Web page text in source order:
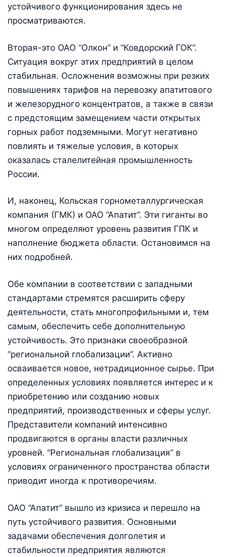
устойчивого функционирования здесь не
просматриваются.
Вторая-это ОАО “Олкон” и “Ковдорский ГОК”.
Ситуация вокруг этих предприятий в целом
стабильная. Осложнения возможны при резких
повышениях тарифов на перевозку апатитового
и железорудного концентратов, а также в связи
с предстоящим замещением части открытых
горных работ подземными. Могут негативно
повлиять и тяжелые условия, в которых
оказалась сталелитейная промышленность
России.
И, наконец, Кольская горнометаллургическая
компания (ГМК) и ОАО “Апатит”. Эти гиганты во
многом определяют уровень развития ГПК и
наполнение бюджета области. Остановимся на
них подробней.
Обе компании в соответствии с западными
стандартами стремятся расширить сферу
деятельности, стать многопрофильными и, тем
самым, обеспечить себе дополнительную
устойчивость. Это признаки своеобразной
“региональной глобализации”. Активно
осваивается новое, нетрадиционное сырье. При
определенных условиях появляется интерес и к
приобретению или созданию новых
предприятий, производственных и сферы услуг.
Представители компаний интенсивно
продвигаются в органы власти различных
уровней. “Региональная глобализация” в
условиях ограниченного пространства области
приводит иногда к противоречиям.
ОАО “Апатит” вышло из кризиса и перешло на
путь устойчивого развития. Основными
задачами обеспечения долголетия и
стабильности предприятия являются